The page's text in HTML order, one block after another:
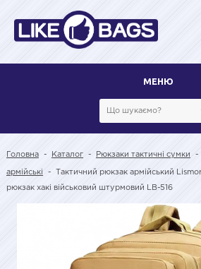
МЕНЮ
Головна - Каталог - Рюкзаки тактичні сумки -
армійські - Тактичний рюкзак армійський
рюкзак хакі військовий штурмовий LB-516